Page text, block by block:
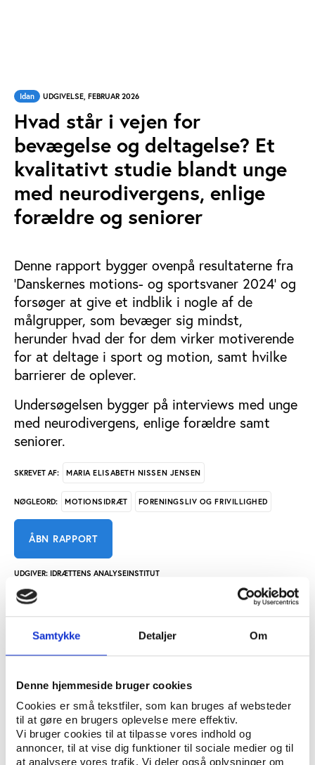
Samtykke Detaljer Om
Denne hjemmeside bruger cookies
Cookies er små tekstfiler, som kan bruges af websteder
til at gøre en brugers oplevelse mere effektiv.
Vi bruger cookies til at tilpasse vores indhold og
annoncer, til at vise dig funktioner til sociale medier og til
at analysere vores trafik. Vi deler også oplysninger om
Idan UDGIVELSE, FEBRUAR 2026
Hvad står i vejen for
bevægelse og deltagelse? Et
kvalitativt studie blandt unge
med neurodivergens, enlige
forældre og seniorer
Denne rapport bygger ovenpå resultaterne fra
'Danskernes motions- og sportsvaner 2024' og
forsøger at give et indblik i nogle af de
målgrupper, som bevæger sig mindst,
herunder hvad der for dem virker motiverende
for at deltage i sport og motion, samt hvilke
barrierer de oplever.
Undersøgelsen bygger på interviews med unge
med neurodivergens, enlige forældre samt
seniorer.
SKREVET AF: MARIA ELISABETH NISSEN JENSEN
NØGLEORD: MOTIONSIDRÆT FORENINGSLIV OG FRIVILLIGHED
ÅBN RAPPORT
UDGIVER: IDRÆTTENS ANALYSEINSTITUT
ANTAL SIDER: 94
2024’ er tilvejebragt med økonomisk støtte fra DIF,
DGI, Lokale og Anlægsfonden, Dansk Firmaidræt,
Ældre Sagen og TrygFonden.